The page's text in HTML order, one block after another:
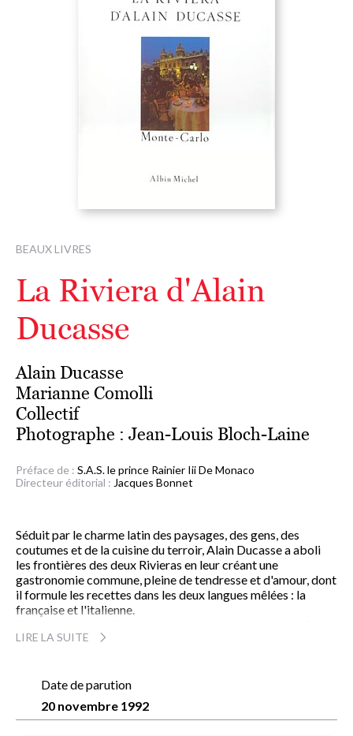
BEAUX LIVRES
La Riviera d'Alain
Ducasse
Alain Ducasse
Marianne Comolli
Collectif
Photographe : Jean-Louis Bloch-Laine
Préface de : S.A.S. le prince Rainier Iii De Monaco
Directeur éditorial : Jacques Bonnet
Séduit par le charme latin des paysages, des gens, des
coutumes et de la cuisine du terroir, Alain Ducasse a aboli
les frontières des deux Rivieras en leur créant une
gastronomie commune, pleine de tendresse et d'amour, dont
il formule les recettes dans les deux langues mêlées : la
française et l'italienne.
d'Alba et copeaux de parmesan" ; "Légumes des Jardins de
Riviera" ; "Canetons mi-sauvages aux épices en dolce-forte"
; "Fraises des bois au jus de fraise tiède, sorbet
mascarpone"...
LIRE LA SUITE
Date de parution
20 novembre 1992